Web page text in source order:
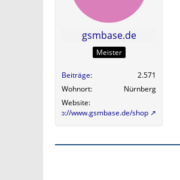
gsmbase.de
Meister
Beiträge
2.571
Wohnort
Nürnberg
Website
http://www.gsmbase.de/shop